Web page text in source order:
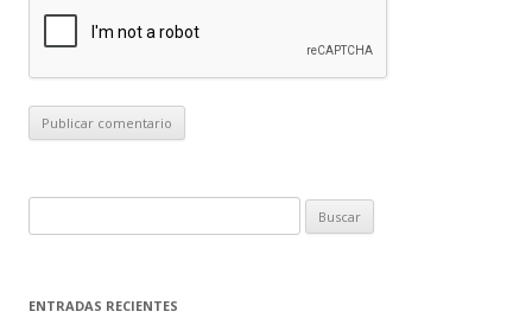
u
c
ENTRADAS RECIENTES